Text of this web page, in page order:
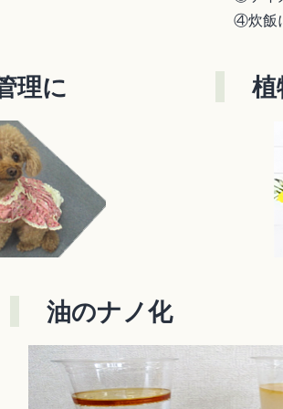
④炊飯
理に 植
油のナノ化